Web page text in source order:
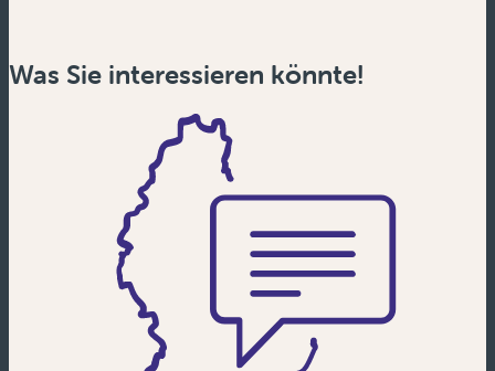
Was Sie interessieren könnte!